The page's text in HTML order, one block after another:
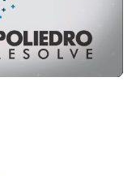
Settings